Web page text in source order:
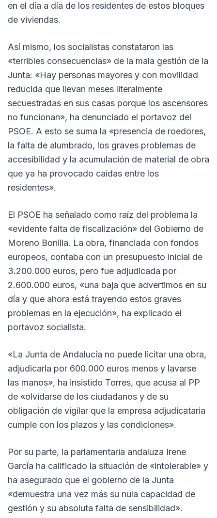
en el día a día de los residentes de estos bloques
de viviendas.
Así mismo, los socialistas constataron las
«terribles consecuencias» de la mala gestión de la
Junta: «Hay personas mayores y con movilidad
reducida que llevan meses literalmente
secuestradas en sus casas porque los ascensores
no funcionan», ha denunciado el portavoz del
PSOE. A esto se suma la «presencia de roedores,
la falta de alumbrado, los graves problemas de
accesibilidad y la acumulación de material de obra
que ya ha provocado caídas entre los
residentes».
El PSOE ha señalado como raíz del problema la
«evidente falta de fiscalización» del Gobierno de
Moreno Bonilla. La obra, financiada con fondos
europeos, contaba con un presupuesto inicial de
3.200.000 euros, pero fue adjudicada por
2.600.000 euros, «una baja que advertimos en su
día y que ahora está trayendo estos graves
problemas en la ejecución», ha explicado el
portavoz socialista.
«La Junta de Andalucía no puede licitar una obra,
adjudicarla por 600.000 euros menos y lavarse
las manos», ha insistido Torres, que acusa al PP
de «olvidarse de los ciudadanos y de su
obligación de vigilar que la empresa adjudicataria
cumple con los plazos y las condiciones».
Por su parte, la parlamentaria andaluza Irene
García ha calificado la situación de «intolerable» y
ha asegurado que el gobierno de la Junta
«demuestra una vez más su nula capacidad de
gestión y su absoluta falta de sensibilidad».